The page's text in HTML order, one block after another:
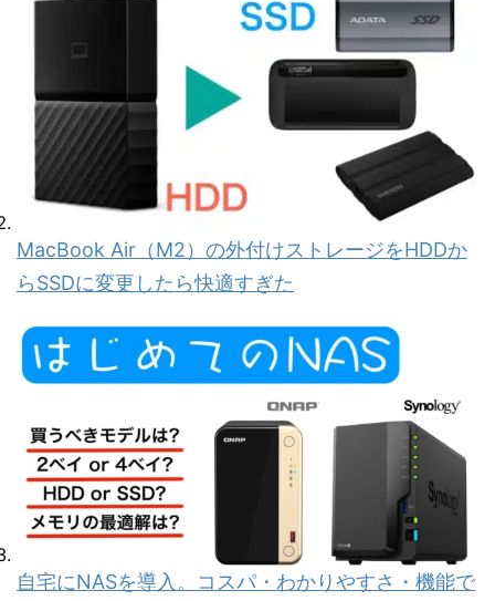
MacBook Air（M2）の外付けストレージをHDDか
らSSDに変更したら快適すぎた
自宅にNASを導入。コスパ・わかりやすさ・機能で